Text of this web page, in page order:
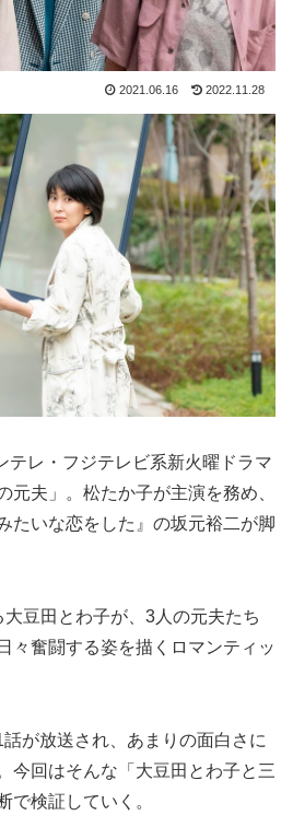
2021.06.16 2022.11.28
テレ・フジテレビ系新火曜ドラマ
元夫」。松たか子が主演を務め、
たいな恋をした』の坂元裕二が脚
豆田とわ子が、3人の元夫たち
々奮闘する姿を描くロマンティッ
が放送され、あまりの面白さに
今回はそんな「大豆田とわ子と三
で検証していく。